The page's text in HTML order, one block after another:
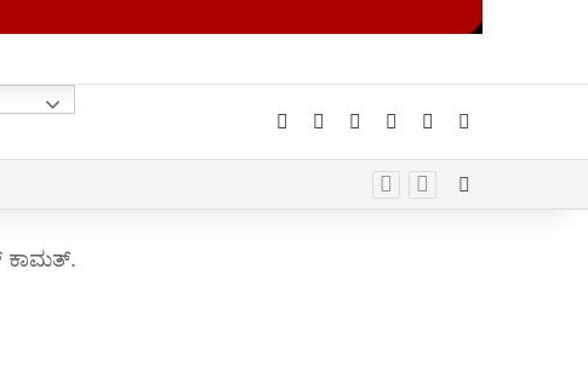
Facebook YouTubeInstagramTelegram
ಕಾಮತ್.